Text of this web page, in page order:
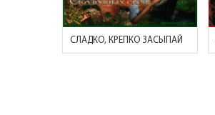
СЛАДКО, КРЕПКО ЗАСЫПАЙ